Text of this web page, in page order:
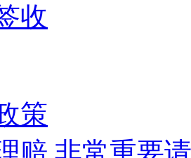
收
策
赔 非常重要